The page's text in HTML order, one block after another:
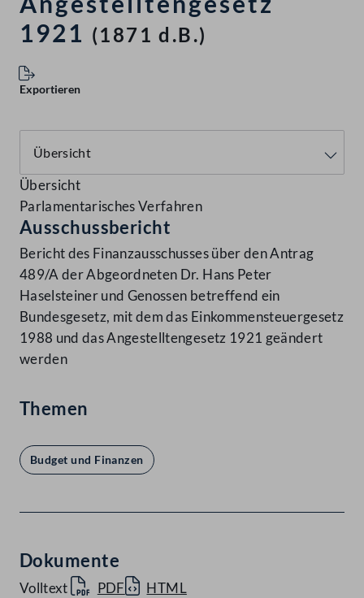
1921 (1871 d.B.)
Exportieren
Übersicht
Parlamentarisches Verfahren
Ausschussbericht
Bericht des Finanzausschusses über den Antrag
489/A der Abgeordneten Dr. Hans Peter
Haselsteiner und Genossen betreffend ein
Bundesgesetz, mit dem das Einkommensteuergesetz
1988 und das Angestelltengesetz 1921 geändert
werden
Themen
Budget und Finanzen
Dokumente
Volltext PDF HTML